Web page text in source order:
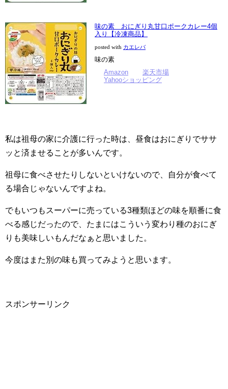
味の素 おにぎり丸甘口ポークカレー4個
入り【冷凍商品】
posted with カエレバ
味の素
Amazon
楽天市場
Yahooショッピング
私は祖母の家に介護に行った時は、昼食はおにぎりでササ
ッと済ませることが多いんです。
祖母に食べさせたりしないといけないので、自分が食べて
る場合じゃないんですよね。
でもいつもスーパーに売っている3種類ほどの味を順番に食
べる感じだったので、たまにはこういう変わり種のおにぎ
りも美味しいもんだなぁと思いました。
今度はまた別の味も買ってみようと思います。
スポンサーリンク